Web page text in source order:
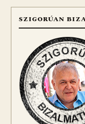
SZIGORÚAN